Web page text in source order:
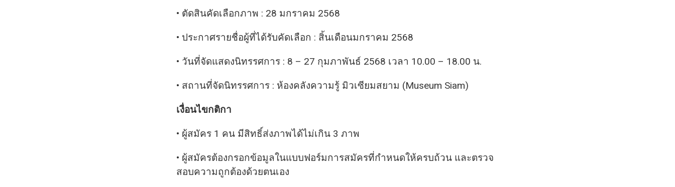
• ตัดสินคัดเลือกภาพ : 28 มกราคม 2568
• ประกาศรายชื่อผู้ที่ได้รับคัดเลือก : สิ้นเดือนมกราคม 2568
• วันที่จัดแสดงนิทรรศการ : 8 – 27 กุมภาพันธ์ 2568 เวลา 10.00 – 18.00 น.
• สถานที่จัดนิทรรศการ : ห้องคลังความรู้ มิวเซียมสยาม (Museum Siam)
เงื่อนไขกติกา
• ผู้สมัคร 1 คน มีสิทธิ์ส่งภาพได้ไม่เกิน 3 ภาพ
• ผู้สมัครต้องกรอกข้อมูลในแบบฟอร์มการสมัครที่กำหนดให้ครบถ้วน และตรวจ
สอบความถูกต้องด้วยตนเอง